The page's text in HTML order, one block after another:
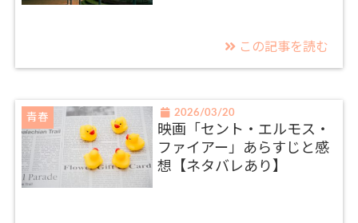
この記事を読む
青春 2026/03/20
映画「セント・エルモス・
ファイアー」あらすじと感
想【ネタバレあり】